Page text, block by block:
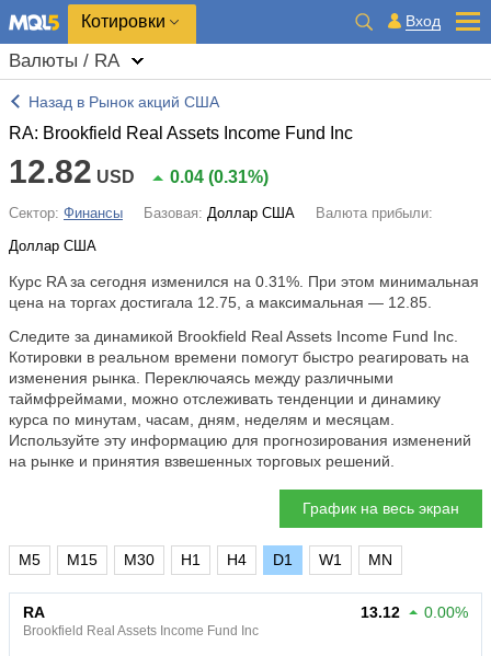
Котировки Вход
Валюты / RA
Назад в Рынок акций США
RA: Brookfield Real Assets Income Fund Inc
12.82 USD 0.04 (0.31%)
Сектор: Финансы Базовая: Доллар США
Валюта прибыли:
Доллар США
Курс RA за сегодня изменился на 0.31% . При этом минимальная
цена на торгах достигала 12.75, а максимальная — 12.85.
Следите за динамикой Brookfield Real Assets Income Fund Inc.
Котировки в реальном времени помогут быстро реагировать на
изменения рынка. Переключаясь между различными
таймфреймами, можно отслеживать тенденции и динамику
курса по минутам, часам, дням, неделям и месяцам.
Используйте эту информацию для прогнозирования изменений
на рынке и принятия взвешенных торговых решений.
График на весь экран
M5 M15 M30 H1 H4 D1 W1 MN
RA
Brookfield Real Assets Income Fund Inc
13.12 0.00%